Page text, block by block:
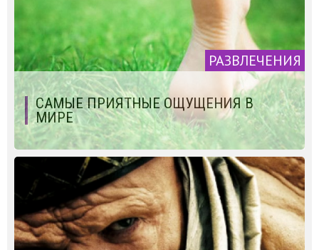
РАЗВЛЕЧЕНИЯ
САМЫЕ ПРИЯТНЫЕ ОЩУЩЕНИЯ В
МИРЕ